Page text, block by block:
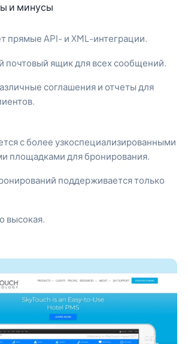
и минусы
прямые API- и XML-интеграции.
почтовый ящик для всех сообщений.
соглашения и отчеты для
с более узкоспециализированными
площадками для бронирования.
поддерживается только
высокая.